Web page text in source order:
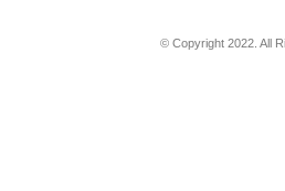
© Copyright 2022. All